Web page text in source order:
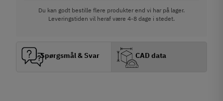
Du kan godt bestille flere produkter end vi har på lager.
Leveringstiden vil heraf være 4-8 dage i stedet.
Spørgsmål & Svar CAD data